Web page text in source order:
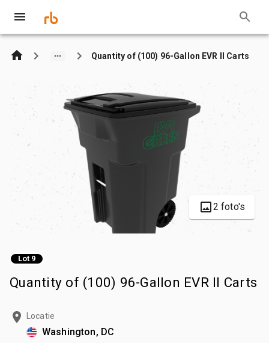
Quantity of (100) 96-Gallon EVR II Carts
2 foto's
Lot 9
Quantity of (100) 96-Gallon EVR II Carts
Locatie
Washington, DC